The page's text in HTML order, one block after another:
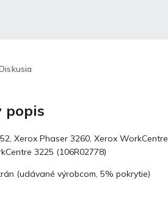
popis
Xerox Phaser 3260, Xerox WorkCentre
3225 (106R02778)
(udávané výrobcom, 5% pokrytie)